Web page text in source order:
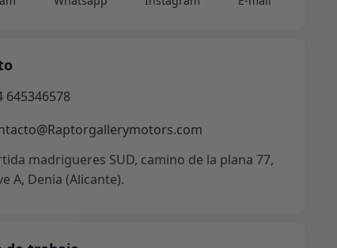
645346578
madrigueres SUD, camino de la plana 77,
A, Denia (Alicante).